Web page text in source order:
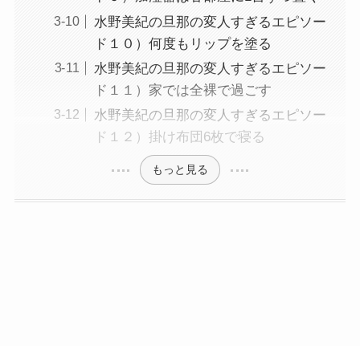
水野美紀の旦那の変人すぎるエピソー
ド１０）何度もリップを塗る
水野美紀の旦那の変人すぎるエピソー
ド１１）家では全裸で過ごす
水野美紀の旦那の変人すぎるエピソー
ド１２）掛け布団6枚で寝る
もっと見る